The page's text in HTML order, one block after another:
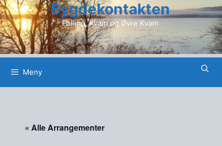
Hopp
til
innhold
Bygdekontakten
Følling, Kvam og Øvre Kvam
Meny
« Alle Arrangementer